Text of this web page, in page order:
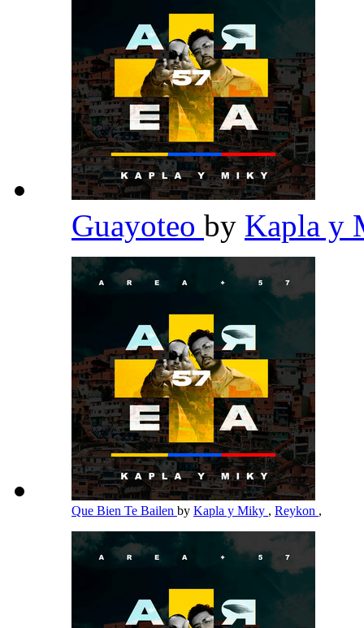
Guayoteo by Kapla y
Que Bien Te Bailen by Kapla y Miky , Reykon ,